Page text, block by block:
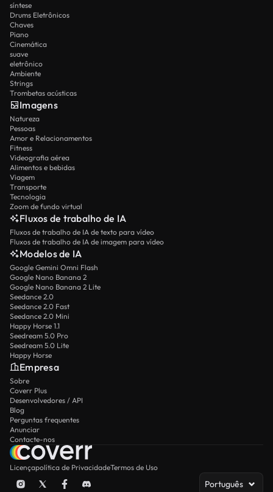
síntese
Drums Eletrônicos
Chaves
Piano
Cinemática
suave
eletrônico
Ambiente
Strings
Trombetas acústicas
Imagens
Natureza
Pessoas
Amor e Relacionamentos
Fitness
Videografia aérea
Alimentos e bebidas
Viagem
Transporte
Tecnologia
Zoom de fundo virtual
Fluxos de trabalho de IA
Fluxos de trabalho de IA de texto para vídeo
Fluxos de trabalho de IA de imagem para vídeo
Modelos de IA
Google Gemini Omni Flash
Google Nano Banana 2
Google Nano Banana 2 Lite
Seedance 2.0
Seedance 2.0 Fast
Seedance 2.0 Mini
Happy Horse 1.1
Seedream 5.0 Pro
Seedream 5.0 Lite
Happy Horse
Empresa
Sobre
Coverr Plus
Desenvolvedores / API
Blog
Perguntas frequentes
Anunciar
Contacte-nos
Licençapolítica de PrivacidadeTermos de Uso
Português